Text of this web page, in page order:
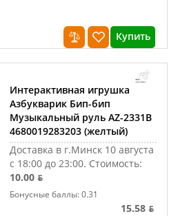
Купить
Интерактивная игрушка
Азбукварик Бип-бип
Музыкальный руль AZ-2331B
4680019283203 (желтый)
Доставка в г.Минск 10 августа
с 18:00 до 23:00. Стоимость:
10.00 ƃ
Бонусные баллы: 0.31
15.58 ƃ